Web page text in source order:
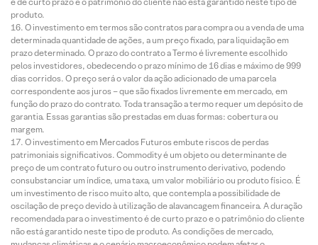
produto.
O investimento em termos são contratos para compra ou a venda de uma
determinada quantidade de ações, a um preço fixado, para liquidação em
prazo determinado. O prazo do contrato a Termo é livremente escolhido
pelos investidores, obedecendo o prazo mínimo de 16 dias e máximo de 999
dias corridos. O preço será o valor da ação adicionado de uma parcela
correspondente aos juros – que são fixados livremente em mercado, em
função do prazo do contrato. Toda transação a termo requer um depósito de
garantia. Essas garantias são prestadas em duas formas: cobertura ou
margem.
O investimento em Mercados Futuros embute riscos de perdas
patrimoniais significativos. Commodity é um objeto ou determinante de
preço de um contrato futuro ou outro instrumento derivativo, podendo
consubstanciar um índice, uma taxa, um valor mobiliário ou produto físico. É
um investimento de risco muito alto, que contempla a possibilidade de
oscilação de preço devido à utilização de alavancagem financeira. A duração
recomendada para o investimento é de curto prazo e o patrimônio do cliente
não está garantido neste tipo de produto. As condições de mercado,